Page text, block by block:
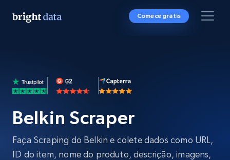
Comece grátis
Belkin Scraper
Faça Scraping do Belkin e colete dados como URL,
ID do item, nome do produto, descrição, imagens,